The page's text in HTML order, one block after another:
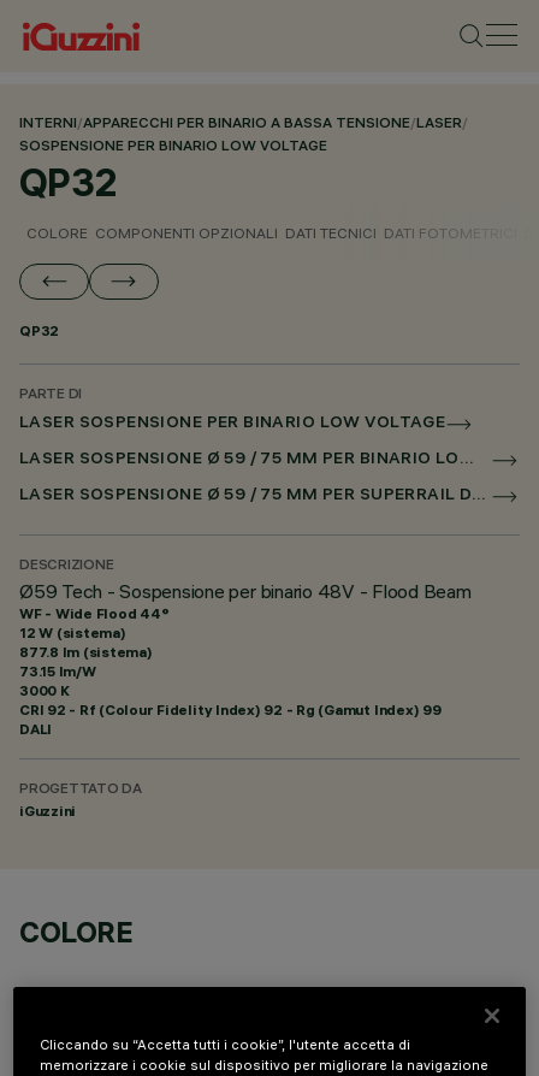
INTERNI/APPARECCHI PER BINARIO A BASSA TENSIONE/LASER/
SOSPENSIONE PER BINARIO LOW VOLTAGE
QP32
COLORE COMPONENTI OPZIONALI DATI TECNICI DATI FOTOMETRICI
QP32
PARTE DI
LASER SOSPENSIONE PER BINARIO LOW VOLTAGE
LASER SOSPENSIONE Ø 59 / 75 MM PER BINARIO LOW VOLTAGE DALI POWERLINE
LASER SOSPENSIONE Ø 59 / 75 MM PER SUPERRAIL DALI POWERLINE
DESCRIZIONE
Ø59 Tech - Sospensione per binario 48V - Flood Beam
WF - Wide Flood 44°
12 W (sistema)
877.8 lm (sistema)
73.15 lm/W
3000 K
CRI 92 - Rf (Colour Fidelity Index) 92 - Rg (Gamut Index) 99
DALI
PROGETTATO DA
iGuzzini
COLORE
Cliccando su “Accetta tutti i cookie”, l'utente accetta di
memorizzare i cookie sul dispositivo per migliorare la navigazione